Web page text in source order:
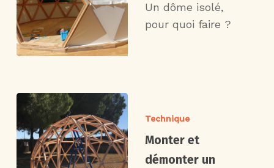
Un dôme isolé,
pour quoi faire ?
Technique
Monter et
démonter un